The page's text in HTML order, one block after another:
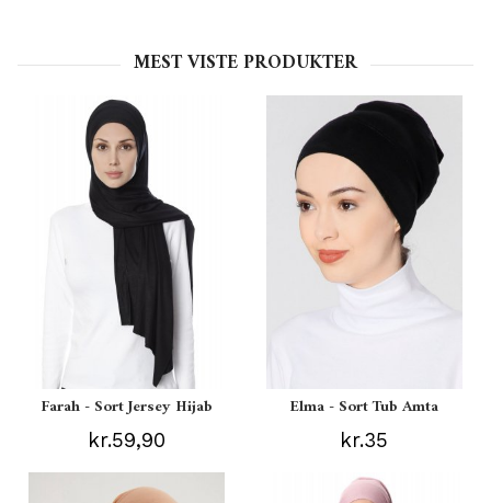
MEST VISTE PRODUKTER
Farah - Sort Jersey Hijab
kr.59,90
Elma - Sort Tub Amta
kr.35